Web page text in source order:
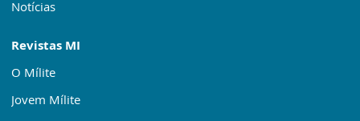
Notícias
Revistas MI
O Mílite
Jovem Mílite